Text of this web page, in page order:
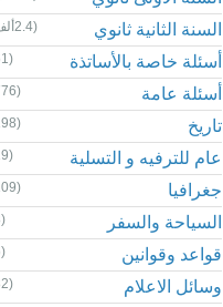
السنة الثانية ثانوي (2.4ألف)
أسئلة خاصة بالأساتذة (61)
أسئلة عامة (776)
تاريخ (198)
عام للترفيه و التسلية (19)
جغرافيا (109)
السياحة والسفر (8)
قواعد وقوانين (6)
وسائل الاعلام (32)